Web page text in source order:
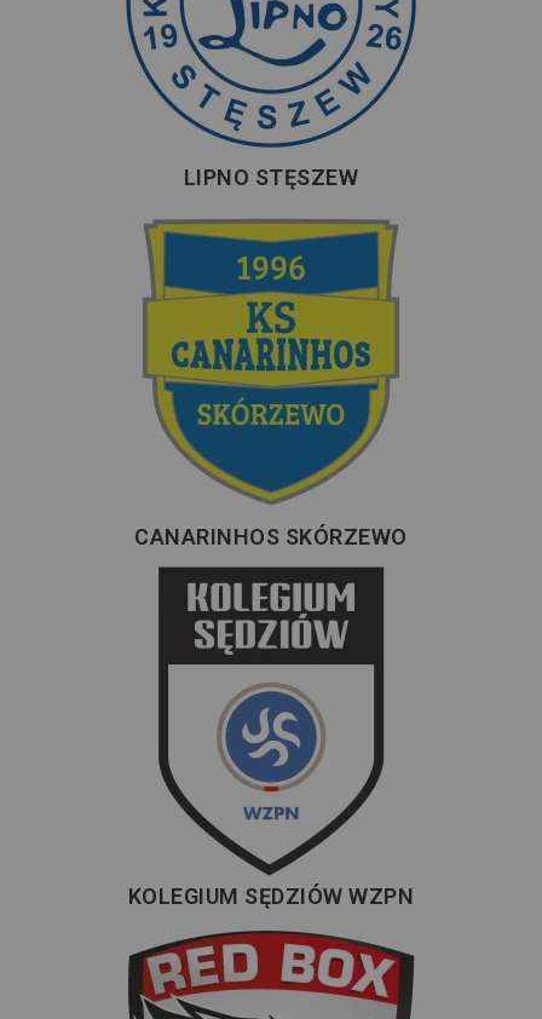
LIPNO STĘSZEW
CANARINHOS SKÓRZEWO
KOLEGIUM SĘDZIÓW WZPN